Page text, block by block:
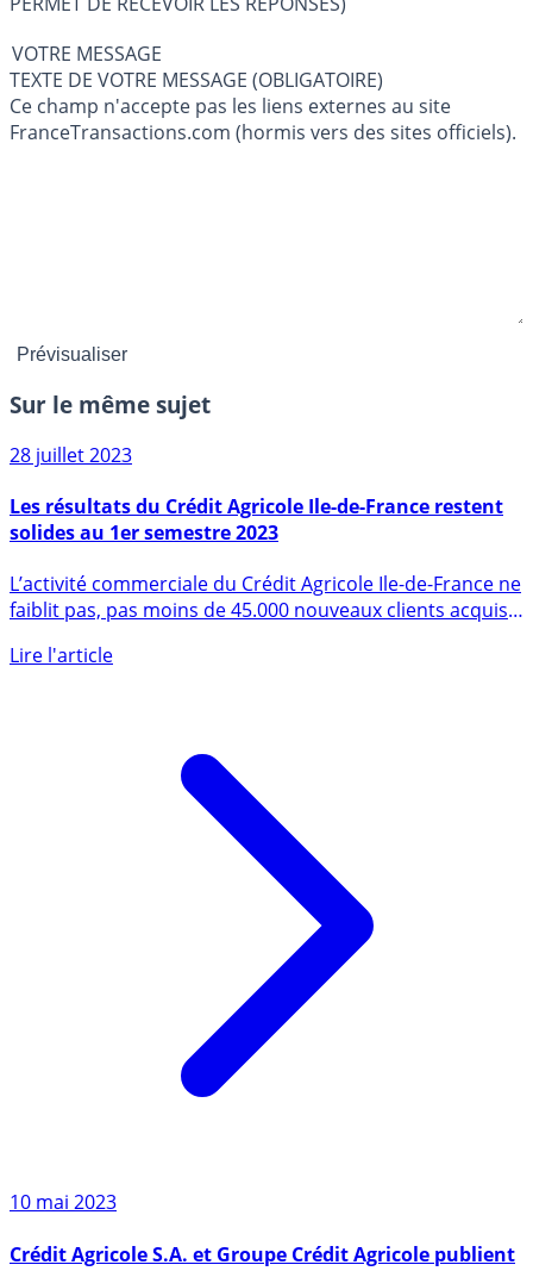
VOTRE MESSAGE
TEXTE DE VOTRE MESSAGE (OBLIGATOIRE)
Ce champ n'accepte pas les liens externes au site
FranceTransactions.com (hormis vers des sites officiels).
Sur le même sujet
28 juillet 2023
solides au 1er semestre 2023
faiblit pas, pas moins de 45.000 nouveaux clients acquis
10 mai 2023